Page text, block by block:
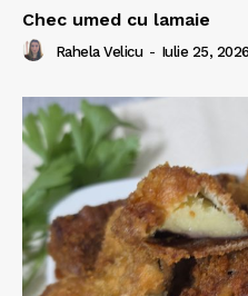
Chec umed cu lamaie
Rahela Velicu - Iulie 25, 2026